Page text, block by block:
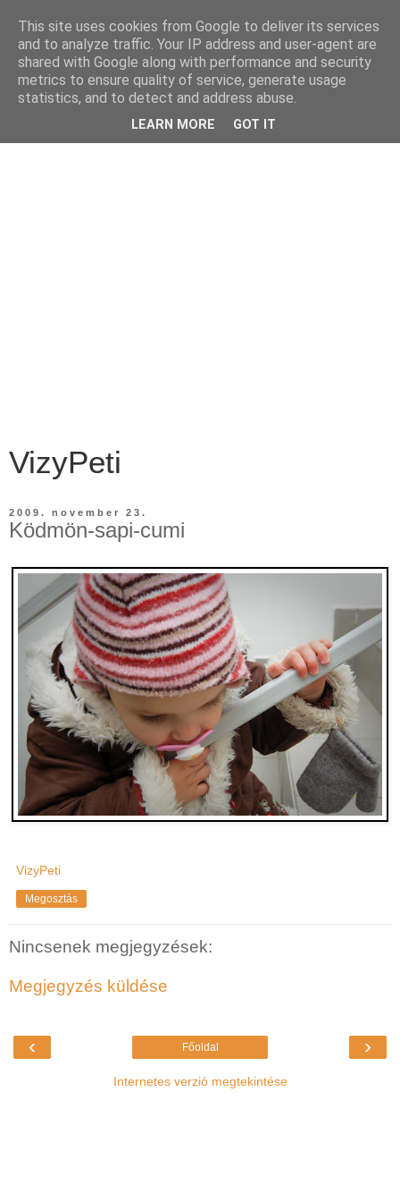
VizyPeti
2009. november 23.
Ködmön-sapi-cumi
VizyPeti
Megosztás
Nincsenek megjegyzések:
Megjegyzés küldése
‹ ›
Főoldal
Internetes verzió megtekintése
This site uses cookies from Google to deliver its services
and to analyze traffic. Your IP address and user-agent are
shared with Google along with performance and security
metrics to ensure quality of service, generate usage
statistics, and to detect and address abuse.
LEARN MORE GOT IT